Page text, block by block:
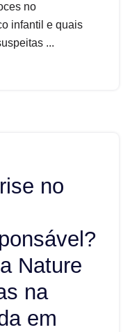
no
infantil e quais
...
no
Nature
na
em